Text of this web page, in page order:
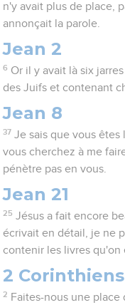
n'y avait plus de place,
annonçait la parole.
Jean 2
6 Or il y avait là six
des Juifs et contenant
Jean 8
37 Je sais que vous êtes
vous cherchez à me
pénètre pas en vous.
Jean 21
25 Jésus a fait encore
écrivait en détail, je ne
contenir les livres qu'on
2
2 Faites-nous une